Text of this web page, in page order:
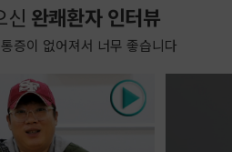
신 완쾌환자 인터뷰
증이 없어져서 너무 좋습니다